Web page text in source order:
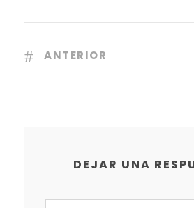
ANTERIOR
DEJAR UNA